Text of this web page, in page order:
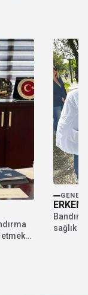
etmek
GENEL
ERKEN
sağlık